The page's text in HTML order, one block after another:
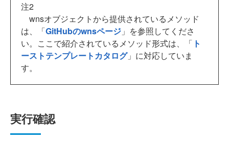
注2
wnsオブジェクトから提供されているメソッド
は、「GitHubのwnsページ 」を参照してくださ
い。ここで紹介されているメソッド形式は、「 ト
ーストテンプレートカタログ」に対応していま
す。
実行確認